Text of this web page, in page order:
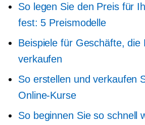
So legen Sie den Preis für
fest: 5 Preismodelle
Beispiele für Geschäfte, die
verkaufen
So erstellen und verkaufen
Online-Kurse
So beginnen Sie so schnell